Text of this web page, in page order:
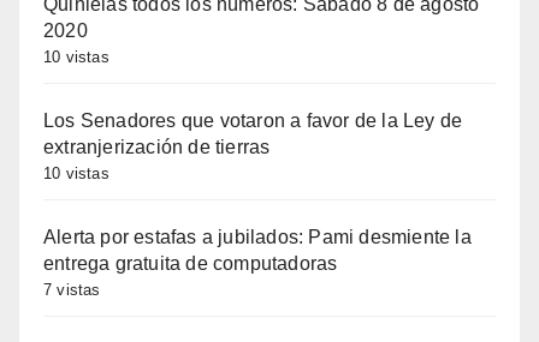
Quinielas todos los números: Sábado 8 de agosto
2020
10 vistas
Los Senadores que votaron a favor de la Ley de
extranjerización de tierras
10 vistas
Alerta por estafas a jubilados: Pami desmiente la
entrega gratuita de computadoras
7 vistas